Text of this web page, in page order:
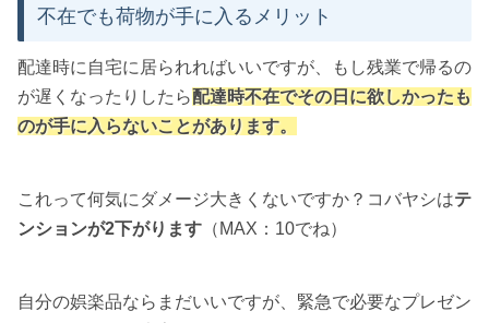
不在でも荷物が手に入るメリット
配達時に自宅に居られればいいですが、もし残業で帰るの
が遅くなったりしたら配達時不在でその日に欲しかったも
のが手に入らないことがあります。
これって何気にダメージ大きくないですか？コバヤシはテ
ンションが2下がります （MAX：10でね）
自分の娯楽品ならまだいいですが、緊急で必要なプレゼン